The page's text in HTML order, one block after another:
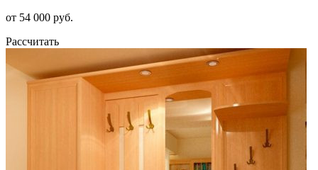
от 54 000 руб.
Рассчитать